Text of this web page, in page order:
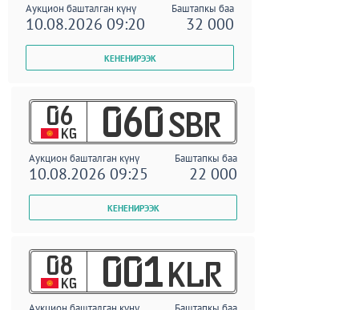
Аукцион башталган күнү Баштапкы баа
10.08.2026 09:20 32 000
06
KG 060 SBR
Аукцион башталган күнү Баштапкы баа
10.08.2026 09:25 22 000
08
KG 001 KLR